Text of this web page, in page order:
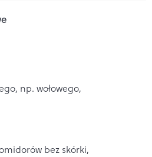
np. wołowego,
bez skórki,